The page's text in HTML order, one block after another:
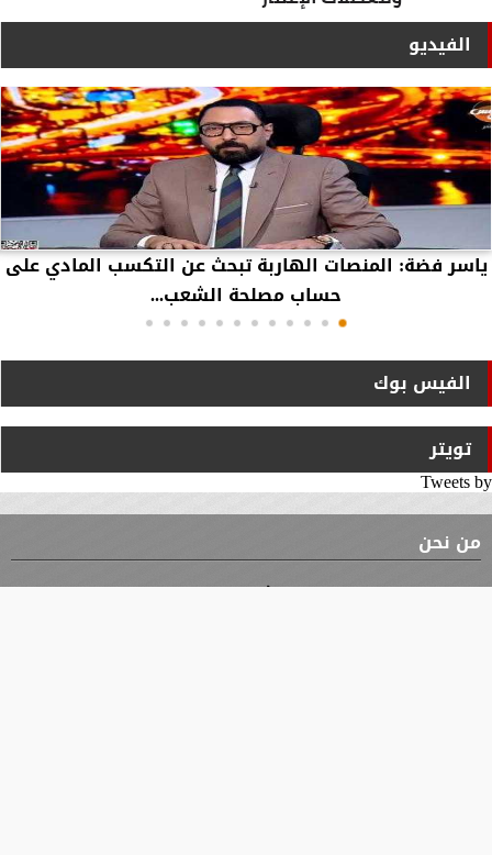
الفيديو
ياسر فضة: المنصات الهاربة تبحث عن التكسب المادي على
حساب مصلحة الشعب...
الفيس بوك
تويتر
Tweets by
من نحن